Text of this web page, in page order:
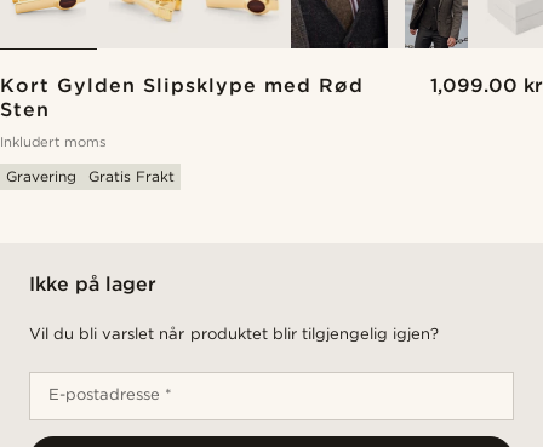
Kort Gylden Slipsklype med Rød
Sten
1,099.00 kr
Inkludert moms
Gravering Gratis Frakt
Ikke på lager
Vil du bli varslet når produktet blir tilgjengelig igjen?
E-postadresse *